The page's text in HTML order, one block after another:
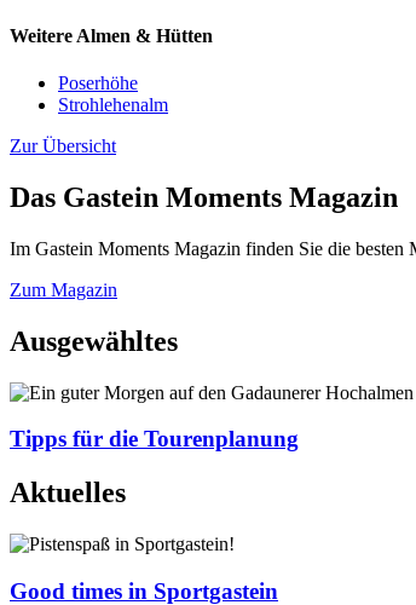
Weitere Almen & Hütten
Poserhöhe
Strohlehenalm
Zur Übersicht
Das Gastein Moments Magazin
Im Gastein Moments Magazin finden Sie die besten
Zum Magazin
Ausgewähltes
Tipps für die Tourenplanung
Aktuelles
Good times in Sportgastein